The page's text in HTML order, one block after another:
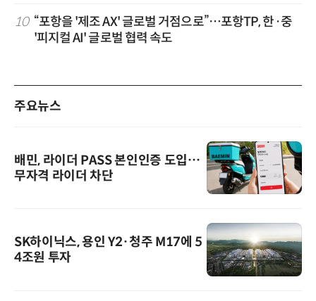
10 “포항을 '제조 AX' 글로벌 거점으로”…포항TP, 한·중
'피지컬 AI' 글로벌 협력 속도
주요뉴스
배민, 라이더 PASS 본인인증 도입…
무자격 라이더 차단
SK하이닉스, 용인 Y2·청주 M17에 5
4조원 투자